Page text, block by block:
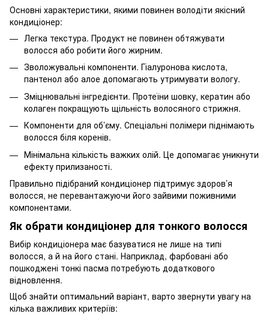
Основні характеристики, якими повинен володіти якісний
кондиціонер:
Легка текстура. Продукт не повинен обтяжувати
волосся або робити його жирним.
Зволожувальні компоненти. Гіалуронова кислота,
пантенол або алое допомагають утримувати вологу.
Зміцнювальні інгредієнти. Протеїни шовку, кератин або
колаген покращують щільність волосяного стрижня.
Компоненти для об’єму. Спеціальні полімери піднімають
волосся біля коренів.
Мінімальна кількість важких олій. Це допомагає уникнути
ефекту прилизаності.
Правильно підібраний кондиціонер підтримує здоров’я
волосся, не перевантажуючи його зайвими поживними
компонентами.
Як обрати кондиціонер для тонкого волосся
Вибір кондиціонера має базуватися не лише на типі
волосся, а й на його стані. Наприклад, фарбовані або
пошкоджені тонкі пасма потребують додаткового
відновлення.
Щоб знайти оптимальний варіант, варто звернути увагу на
кілька важливих критеріїв: